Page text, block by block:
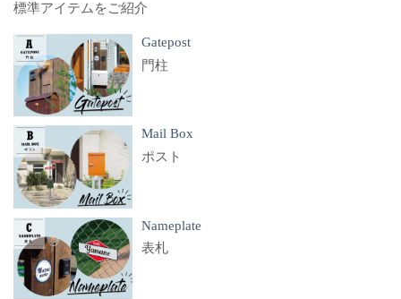
標準アイテムをご紹介
Gatepost
門柱
Mail Box
ポスト
Nameplate
表札